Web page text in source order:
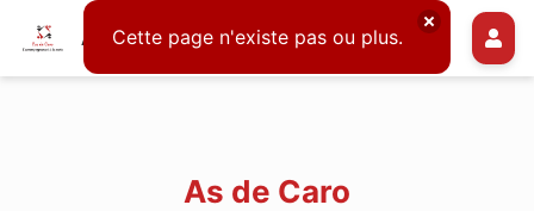
As de Caro
As de Caro
Cette page n'existe pas ou plus.